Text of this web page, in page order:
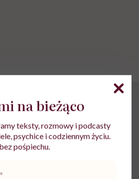
Hello Zdrowie: Powszechnie
przypływem energii, a
się, że wiele osób odczuwa w
Skąd bierze się ten
na bieżąco
teksty, rozmowy i podcasty
psychice i codziennym życiu.
pośpiechu.